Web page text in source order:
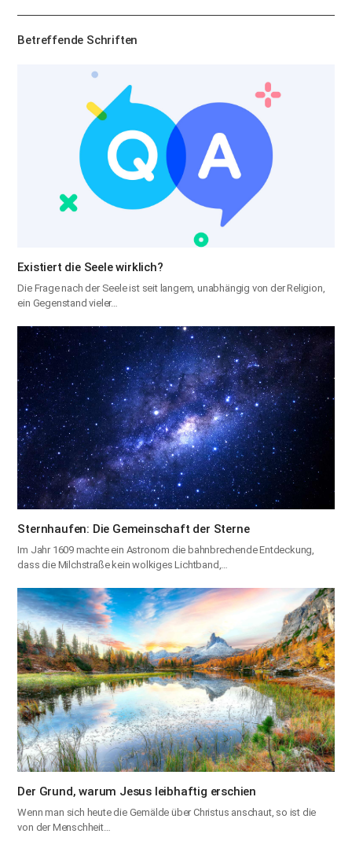
기
Betreffende Schriften
Existiert die Seele wirklich?
Die Frage nach der Seele ist seit langem, unabhängig von der Religion,
ein Gegenstand vieler…
Sternhaufen: Die Gemeinschaft der Sterne
Im Jahr 1609 machte ein Astronom die bahnbrechende Entdeckung,
dass die Milchstraße kein wolkiges Lichtband,…
Der Grund, warum Jesus leibhaftig erschien
Wenn man sich heute die Gemälde über Christus anschaut, so ist die
von der Menschheit…